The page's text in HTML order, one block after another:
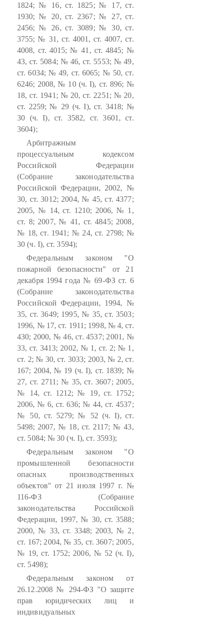
1824; № 16, ст. 1825; № 17, ст.
1930; № 20, ст. 2367; № 27, ст.
2456; № 26, ст. 3089; № 30, ст.
3755; № 31, ст. 4001, ст. 4007, ст.
4008, ст. 4015; № 41, ст. 4845; №
43, ст. 5084; № 46, ст. 5553; № 49,
ст. 6034; № 49, ст. 6065; № 50, ст.
6246; 2008, № 10 (ч. I), ст. 896; №
18, ст. 1941; № 20, ст. 2251; № 20,
ст. 2259; № 29 (ч. I), ст. 3418; №
30 (ч. I), ст. 3582, ст. 3601, ст.
3604);
Арбитражным
процессуальным кодексом
Российской Федерации
(Собрание законодательства
Российской Федерации, 2002, №
30, ст. 3012; 2004, № 45, ст. 4377;
2005, № 14, ст. 1210; 2006, № 1,
ст. 8; 2007, № 41, ст. 4845; 2008,
№ 18, ст. 1941; № 24, ст. 2798; №
30 (ч. I), ст. 3594);
Федеральным законом "О
пожарной безопасности" от 21
декабря 1994 года № 69-ФЗ ст. 6
(Собрание законодательства
Российской Федерации, 1994, №
35, ст. 3649; 1995, № 35, ст. 3503;
1996, № 17, ст. 1911; 1998, № 4, ст.
430; 2000, № 46, ст. 4537; 2001, №
33, ст. 3413; 2002, № 1, ст. 2; № 1,
ст. 2; № 30, ст. 3033; 2003, № 2, ст.
167; 2004, № 19 (ч. I), ст. 1839; №
27, ст. 2711; № 35, ст. 3607; 2005,
№ 14, ст. 1212; № 19, ст. 1752;
2006, № 6, ст. 636; № 44, ст. 4537;
№ 50, ст. 5279; № 52 (ч. I), ст.
5498; 2007, № 18, ст. 2117; № 43,
ст. 5084; № 30 (ч. I), ст. 3593);
Федеральным законом "О
промышленной безопасности
опасных производственных
объектов" от 21 июля 1997 г. №
116-ФЗ (Собрание
законодательства Российской
Федерации, 1997, № 30, ст. 3588;
2000, № 33, ст. 3348; 2003, № 2,
ст. 167; 2004, № 35, ст. 3607; 2005,
№ 19, ст. 1752; 2006, № 52 (ч. I),
ст. 5498);
Федеральным законом от
26.12.2008 № 294-ФЗ "О защите
прав юридических лиц и
индивидуальных